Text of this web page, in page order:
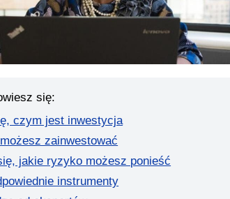
się:
czym jest inwestycja
zainwestować
jakie ryzyko możesz ponieść
instrumenty